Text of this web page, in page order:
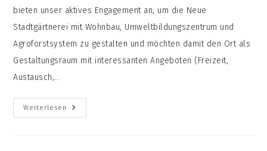
bieten unser aktives Engagement an, um die Neue
Stadtgärtnerei mit Wohnbau, Umweltbildungszentrum und
Agroforstsystem zu gestalten und möchten damit den Ort als
Gestaltungsraum mit interessanten Angeboten (Freizeit,
Austausch,…
Weiterlesen
Was
Haben